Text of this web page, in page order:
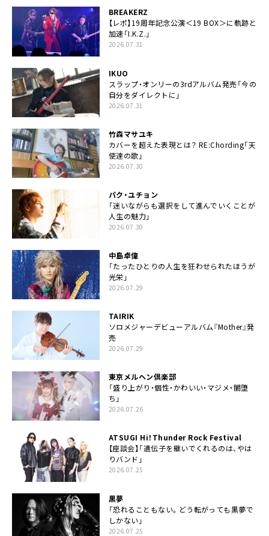
BREAKERZ
【レポ】19周年記念公演＜19 BOX＞に軌跡と
加速「I.K.Z.」
2026.07.31
IKUO
スラップ・オンリーの3rdアルバム発売「今の
自分をダイレクトに」
2026.07.31
竹森マサユキ
カバーを超えた表現とは？ RE:Chording「天
使達の歌」
2026.07.30
パク・ユチョン
「迷いながらも選択をして進んでいくことが
人生の魅力」
2026.07.30
中島卓偉
「たったひとりの人生を狂わせられたほうが
光栄」
2026.07.29
TAIRIK
ソロメジャーデビューアルバム『Mother』発
売
2026.07.29
東京メルヘン倶楽部
「盛り上がり・個性・かわいい・マジメ・闇堕
ち」
2026.07.26
ATSUGI Hi！Thunder Rock Festival
【座談会】「遺伝子を継いでくれるのは、やは
りバンド」
2026.07.25
黒夢
「恐れることもない。どう転がっても黒夢で
しかない」
2026.07.25